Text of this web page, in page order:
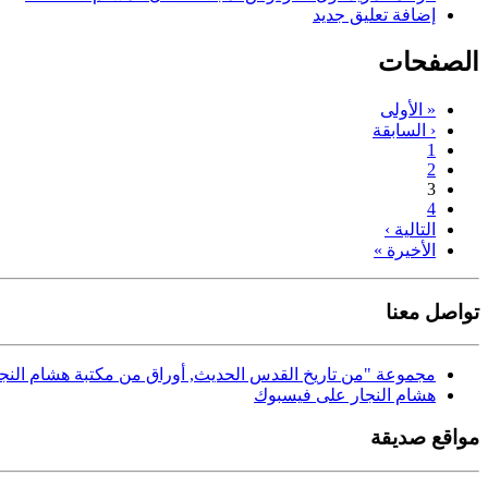
إضافة تعليق جديد
الصفحات
« الأولى
‹ السابقة
1
2
3
4
التالية ›
الأخيرة »
تواصل معنا
مجموعة "من تاريخ القدس الحديث, أوراق من مكتبة هشام
هشام النجار على فيسبوك
مواقع صديقة